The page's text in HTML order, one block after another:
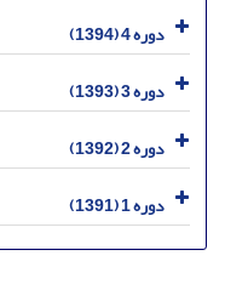
دوره 4 (1394)
دوره 3 (1393)
دوره 2 (1392)
دوره 1 (1391)